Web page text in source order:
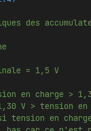
des
= 1,5 V
en charge >
V > tension en
tension en